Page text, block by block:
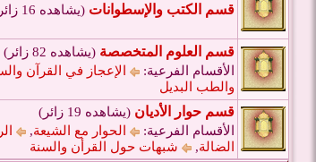
قسم الكتب والإسطوانات (يشاهده 16 زائر)
قسم العلوم المتخصصة (يشاهده 82 زائر)
الأقسام الفرعية:
الإعجاز في القرآن
والطب البديل
قسم حوار الأديان (يشاهده 19 زائر)
الأقسام الفرعية:
الحوار مع الشيعة,
الضالة, شبهات حول القرأن والسنة